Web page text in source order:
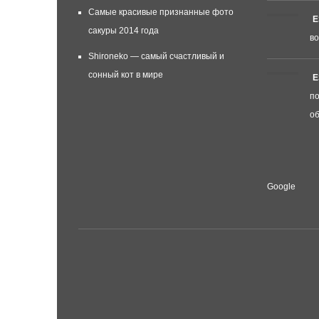
Самые красивые признанные фото
сакуры 2014 года
Shironeko — самый счастливый и
сонный кот в мире
Google